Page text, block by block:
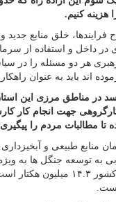
هزینه کنیم.
فرایندها، خلق منابع
داخل و استفاده از
هر دو مسئله را در
اند باید به عنوان
در مناطق مرزی این
جهت انجام کار
تا مطالبات مردم را پیگیری
منابع طبیعی و آبخیزداری
به توسعه جنگل ها به
گفت: سطح جنگل‌های کشور